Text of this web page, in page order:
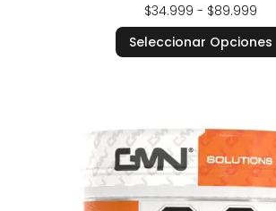
$34.999 - $89.999
Seleccionar Opciones